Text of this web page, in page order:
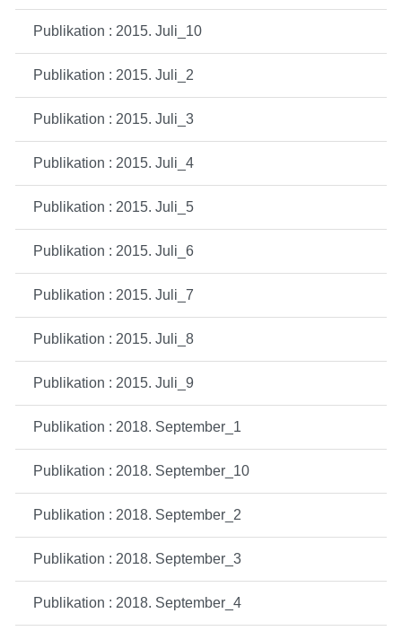
Publikation : 2015. Juli_10
Publikation : 2015. Juli_2
Publikation : 2015. Juli_3
Publikation : 2015. Juli_4
Publikation : 2015. Juli_5
Publikation : 2015. Juli_6
Publikation : 2015. Juli_7
Publikation : 2015. Juli_8
Publikation : 2015. Juli_9
Publikation : 2018. September_1
Publikation : 2018. September_10
Publikation : 2018. September_2
Publikation : 2018. September_3
Publikation : 2018. September_4